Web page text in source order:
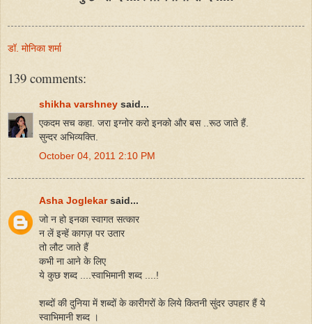
डॉ. मोनिका शर्मा
139 comments:
shikha varshney said...
एकदम सच कहा. जरा इग्नोर करो इनको और बस ..रूठ जाते हैं.
सुन्दर अभिव्यक्ति.
October 04, 2011 2:10 PM
Asha Joglekarsaid...
जो न हो इनका स्वागत सत्कार
न लें इन्हें कागज़ पर उतार
तो लौट जाते हैं
कभी ना आने के लिए
ये कुछ शब्द ....स्वाभिमानी शब्द ....!
शब्दों की दुनिया में शब्दों के कारीगरों के लिये कितनी सुंदर उपहार हैं ये
स्वाभिमानी शब्द ।